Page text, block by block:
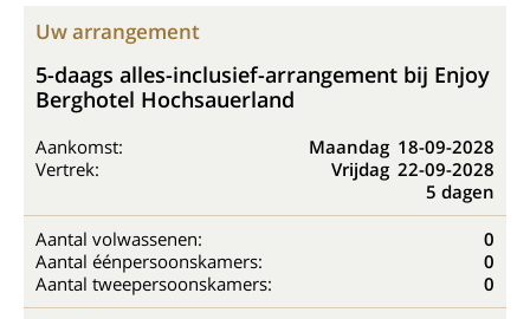
Uw arrangement
5-daags alles-inclusief-arrangement bij Enjoy
Berghotel Hochsauerland
Aankomst: Maandag 18-09-2028
Vertrek:
Vrijdag 22-09-2028
5 dagen
Aantal volwassenen:
0
Aantal éénpersoonskamers:
0
Aantal tweepersoonskamers:
0